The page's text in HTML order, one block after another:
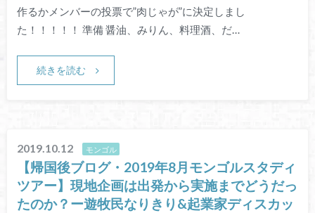
作るかメンバーの投票で”肉じゃが”に決定しまし
た！！！！！ 準備 醤油、みりん、料理酒、だ…
続きを読む
2019.10.12 モンゴル
【帰国後ブログ・2019年8月モンゴルスタディ
ツアー】現地企画は出発から実施までどうだっ
たのか？ー遊牧民なりきり&起業家ディスカッ